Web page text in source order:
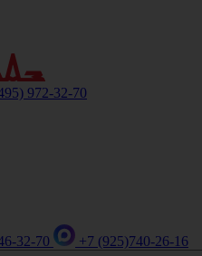
972-32-70
32-70 +7 (925)740-26-16